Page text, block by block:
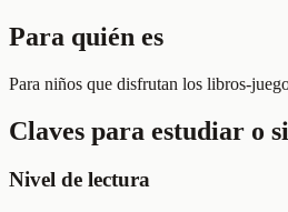
Para quién es
Para niños que disfrutan los libros-
Claves para estudiar o
Nivel de lectura